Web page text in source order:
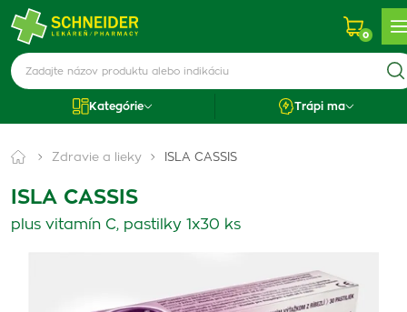
0
Kategórie Trápi ma
Zdravie a lieky ISLA CASSIS
ISLA CASSIS
plus vitamín C, pastilky 1x30 ks